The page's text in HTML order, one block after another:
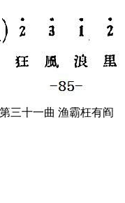
三十一曲 渔霸枉有阎